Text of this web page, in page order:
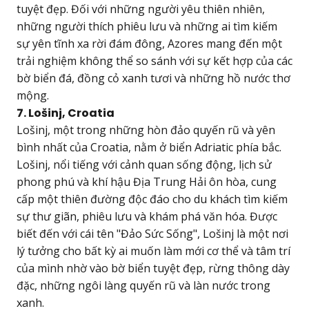
tuyệt đẹp. Đối với những người yêu thiên nhiên,
những người thích phiêu lưu và những ai tìm kiếm
sự yên tĩnh xa rời đám đông, Azores mang đến một
trải nghiệm không thể so sánh với sự kết hợp của các
bờ biển đá, đồng cỏ xanh tươi và những hồ nước thơ
mộng.
7. Lošinj, Croatia
Lošinj, một trong những hòn đảo quyến rũ và yên
bình nhất của Croatia, nằm ở biển Adriatic phía bắc.
Lošinj, nổi tiếng với cảnh quan sống động, lịch sử
phong phú và khí hậu Địa Trung Hải ôn hòa, cung
cấp một thiên đường độc đáo cho du khách tìm kiếm
sự thư giãn, phiêu lưu và khám phá văn hóa. Được
biết đến với cái tên "Đảo Sức Sống", Lošinj là một nơi
lý tưởng cho bất kỳ ai muốn làm mới cơ thể và tâm trí
của mình nhờ vào bờ biển tuyệt đẹp, rừng thông dày
đặc, những ngôi làng quyến rũ và làn nước trong
xanh.